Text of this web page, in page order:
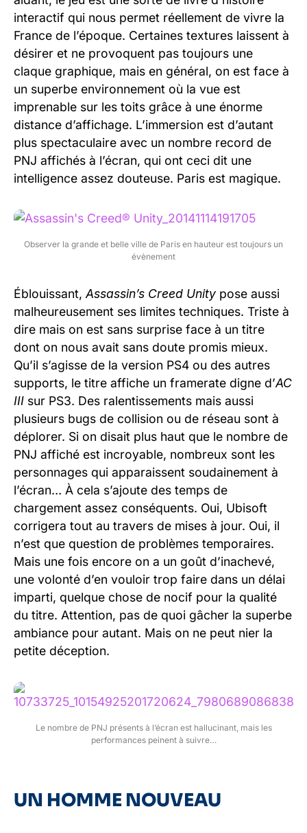
interactif qui nous permet réellement de vivre la
France de l’époque. Certaines textures laissent à
désirer et ne provoquent pas toujours une
claque graphique, mais en général, on est face à
un superbe environnement où la vue est
imprenable sur les toits grâce à une énorme
distance d’affichage. L’immersion est d’autant
plus spectaculaire avec un nombre record de
PNJ affichés à l’écran, qui ont ceci dit une
intelligence assez douteuse. Paris est magique.
Observer la grande et belle ville de Paris en hauteur est toujours un
évènement
Éblouissant, Assassin’s Creed Unity pose aussi
malheureusement ses limites techniques. Triste à
dire mais on est sans surprise face à un titre
dont on nous avait sans doute promis mieux.
Qu’il s’agisse de la version PS4 ou des autres
supports, le titre affiche un framerate digne d’AC
III sur PS3. Des ralentissements mais aussi
plusieurs bugs de collision ou de réseau sont à
déplorer. Si on disait plus haut que le nombre de
PNJ affiché est incroyable, nombreux sont les
personnages qui apparaissent soudainement à
l’écran… À cela s’ajoute des temps de
chargement assez conséquents. Oui, Ubisoft
corrigera tout au travers de mises à jour. Oui, il
n’est que question de problèmes temporaires.
Mais une fois encore on a un goût d’inachevé,
une volonté d’en vouloir trop faire dans un délai
imparti, quelque chose de nocif pour la qualité
du titre. Attention, pas de quoi gâcher la superbe
ambiance pour autant. Mais on ne peut nier la
petite déception.
Le nombre de PNJ présents à l’écran est hallucinant, mais les
performances peinent à suivre…
UN HOMME NOUVEAU